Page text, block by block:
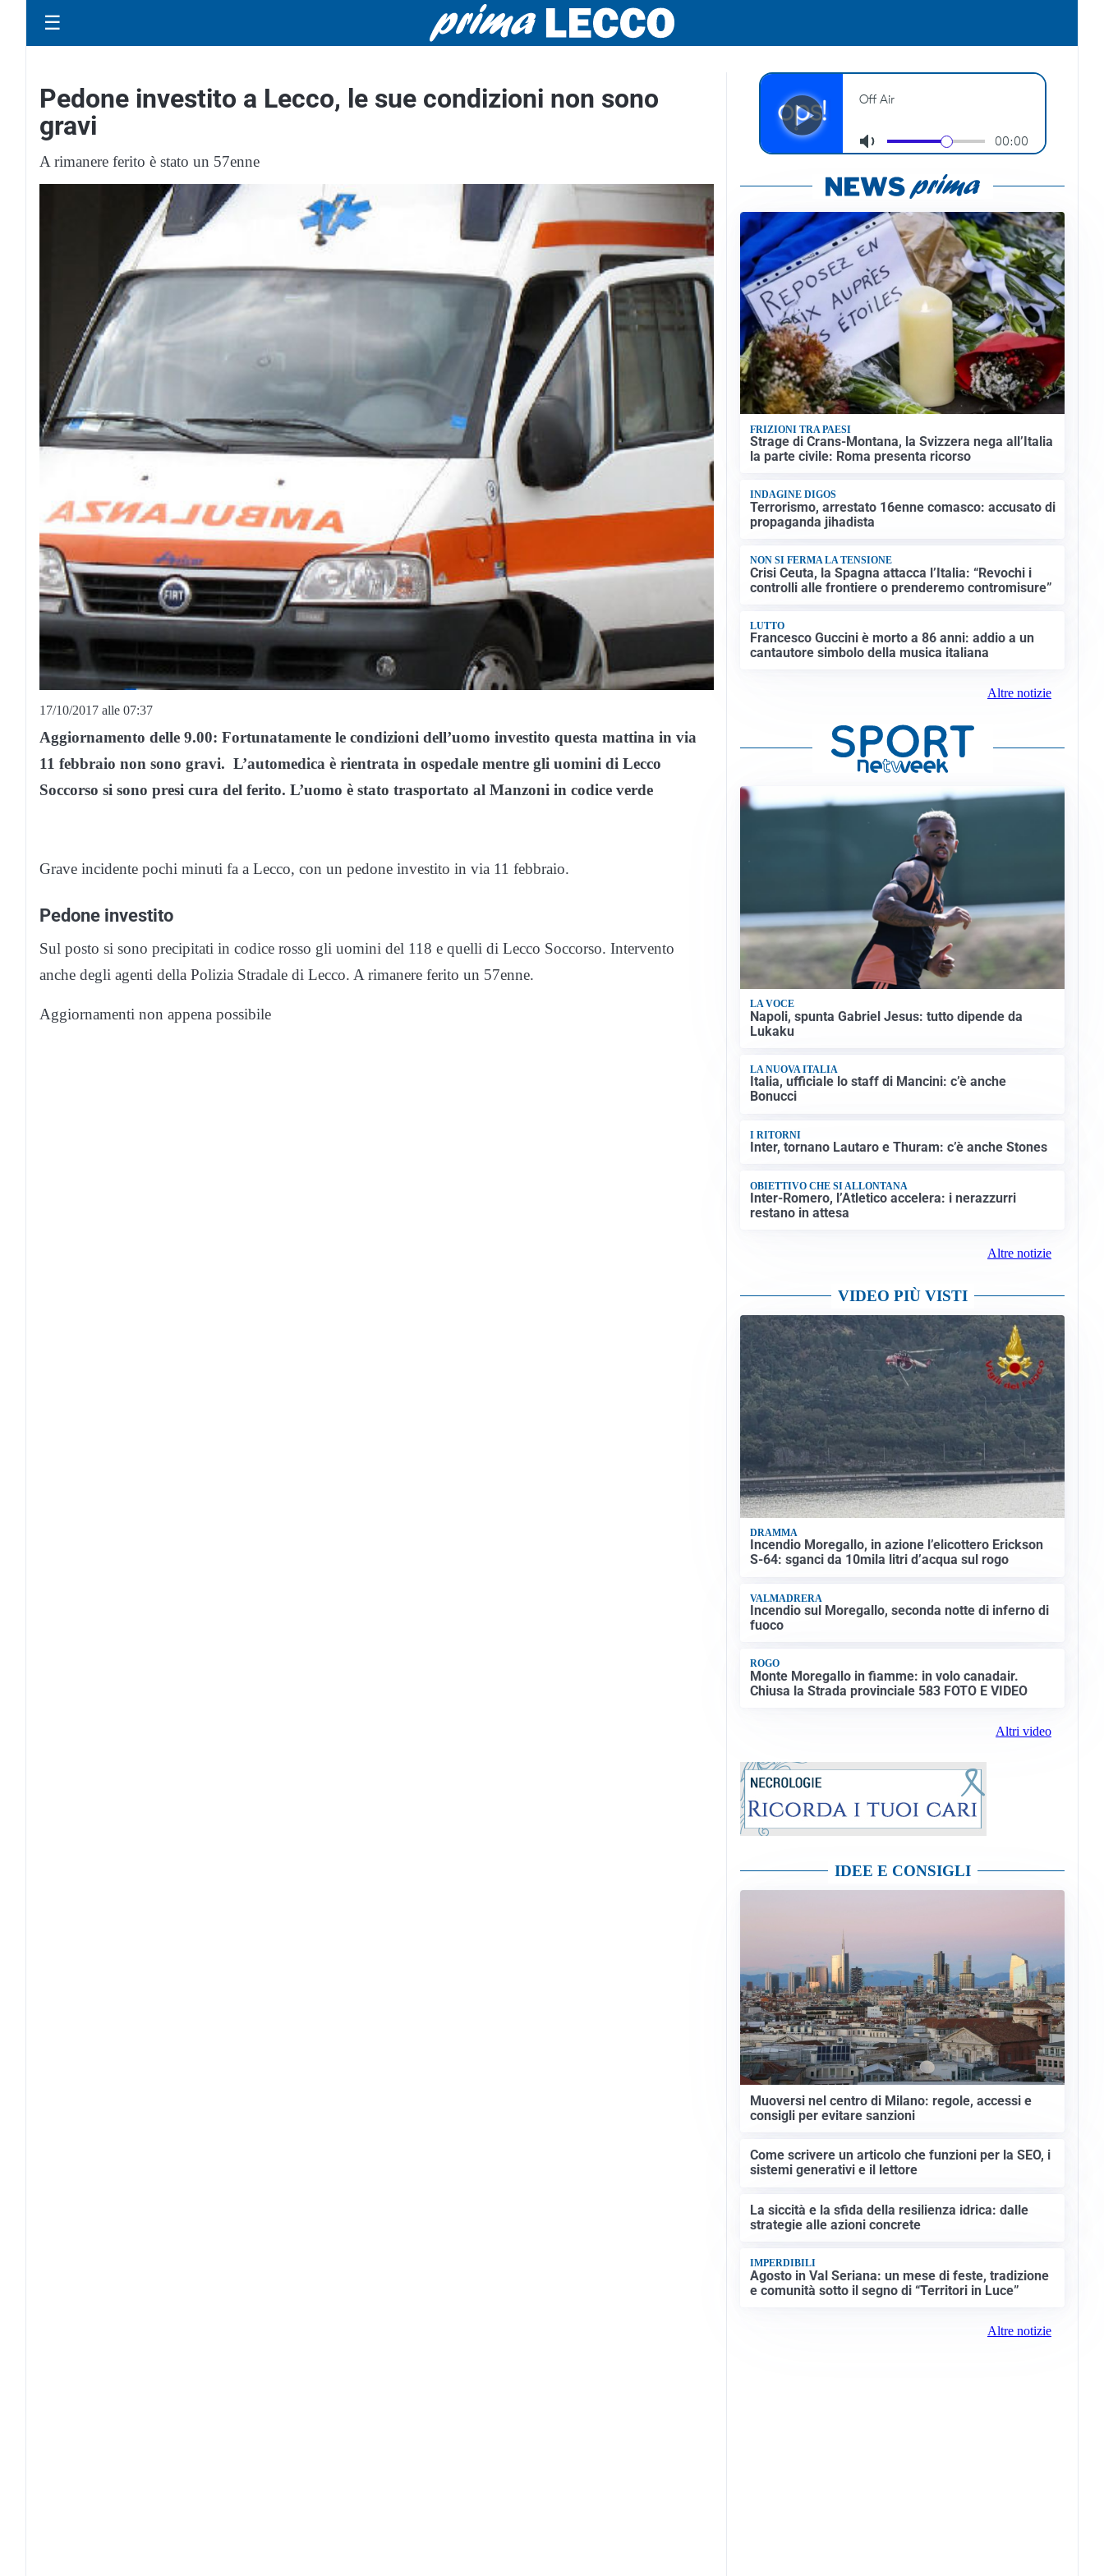
☰
Pedone investito a Lecco, le sue condizioni non sono
gravi
A rimanere ferito è stato un 57enne
17/10/2017 alle 07:37
Aggiornamento delle 9.00: Fortunatamente le condizioni dell’uomo investito questa mattina in via
11 febbraio non sono gravi. L’automedica è rientrata in ospedale mentre gli uomini di Lecco
Soccorso si sono presi cura del ferito. L’uomo è stato trasportato al Manzoni in codice verde
Grave incidente pochi minuti fa a Lecco, con un pedone investito in via 11 febbraio.
Pedone investito
Sul posto si sono precipitati in codice rosso gli uomini del 118 e quelli di Lecco Soccorso. Intervento
anche degli agenti della Polizia Stradale di Lecco. A rimanere ferito un 57enne.
Aggiornamenti non appena possibile
FRIZIONI TRA PAESI
Strage di Crans-Montana, la Svizzera nega all’Italia
la parte civile: Roma presenta ricorso
INDAGINE DIGOS
Terrorismo, arrestato 16enne comasco: accusato di
propaganda jihadista
NON SI FERMA LA TENSIONE
Crisi Ceuta, la Spagna attacca l’Italia: “Revochi i
controlli alle frontiere o prenderemo contromisure”
LUTTO
Francesco Guccini è morto a 86 anni: addio a un
cantautore simbolo della musica italiana
Altre notizie
LA VOCE
Napoli, spunta Gabriel Jesus: tutto dipende da
Lukaku
LA NUOVA ITALIA
Italia, ufficiale lo staff di Mancini: c’è anche
Bonucci
I RITORNI
Inter, tornano Lautaro e Thuram: c’è anche Stones
OBIETTIVO CHE SI ALLONTANA
Inter-Romero, l’Atletico accelera: i nerazzurri
restano in attesa
Altre notizie
VIDEO PIÙ VISTI
DRAMMA
Incendio Moregallo, in azione l’elicottero Erickson
S-64: sganci da 10mila litri d’acqua sul rogo
VALMADRERA
Incendio sul Moregallo, seconda notte di inferno di
fuoco
ROGO
Monte Moregallo in fiamme: in volo canadair.
Chiusa la Strada provinciale 583 FOTO E VIDEO
Altri video
IDEE E CONSIGLI
Muoversi nel centro di Milano: regole, accessi e
consigli per evitare sanzioni
Come scrivere un articolo che funzioni per la SEO, i
sistemi generativi e il lettore
La siccità e la sfida della resilienza idrica: dalle
strategie alle azioni concrete
IMPERDIBILI
Agosto in Val Seriana: un mese di feste, tradizione
e comunità sotto il segno di “Territori in Luce”
Altre notizie